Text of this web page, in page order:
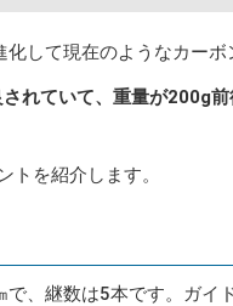
して現在のようなカーボ
れていて、重量が200g
を紹介します。
、継数は5本です。ガイ